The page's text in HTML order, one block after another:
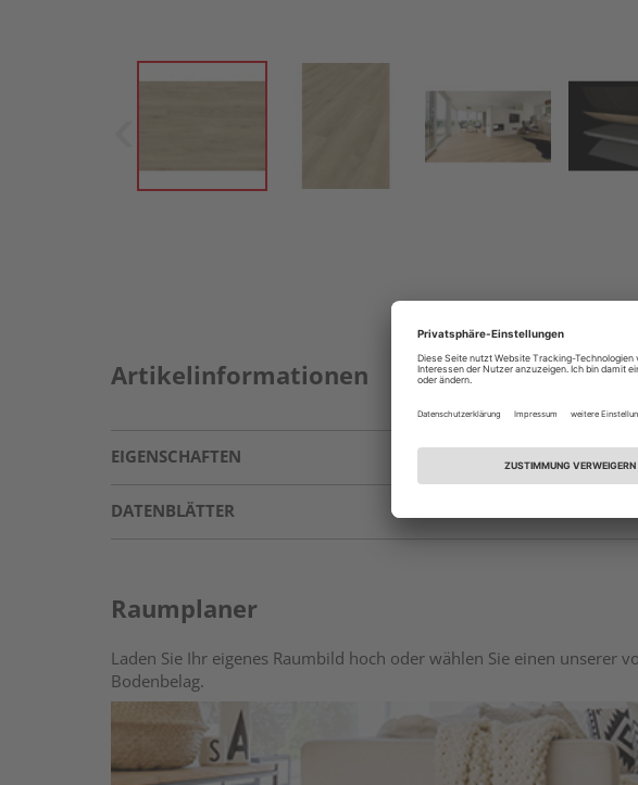
Artikelinformationen
EIGENSCHAFTEN
DATENBLÄTTER
Raumplaner
Laden Sie Ihr eigenes Raumbild hoch oder wählen Sie einen unserer
Bodenbelag.